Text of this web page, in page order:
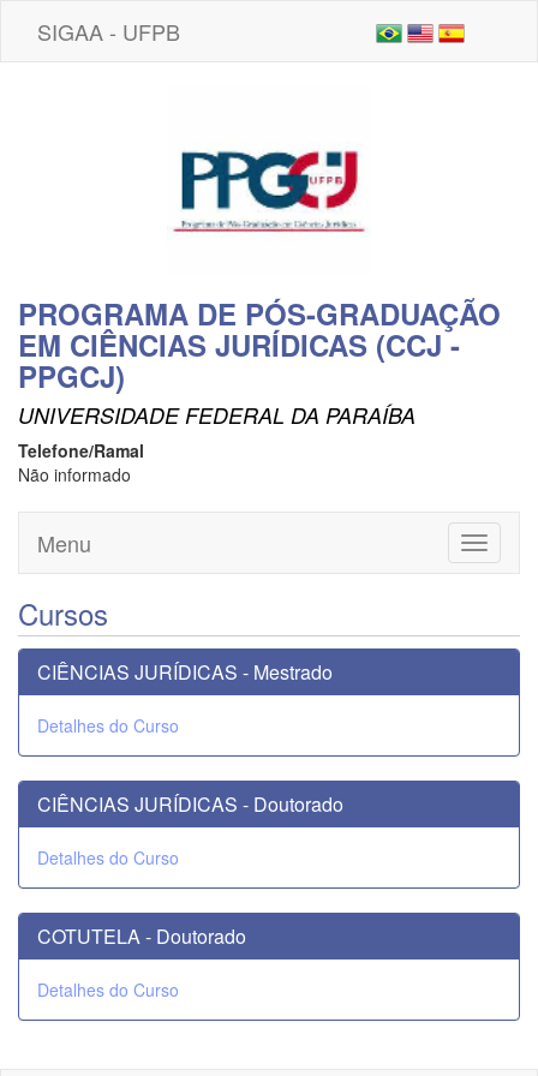
SIGAA - UFPB
PROGRAMA DE PÓS-GRADUAÇÃO
EM CIÊNCIAS JURÍDICAS (CCJ -
PPGCJ)
UNIVERSIDADE FEDERAL DA PARAÍBA
Telefone/Ramal
Não informado
Toggle
Menu
Cursos
CIÊNCIAS JURÍDICAS - Mestrado
Detalhes do Curso
CIÊNCIAS JURÍDICAS - Doutorado
Detalhes do Curso
COTUTELA - Doutorado
Detalhes do Curso